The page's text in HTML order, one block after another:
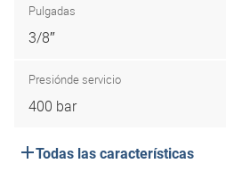
Pulgadas
3/8″
Presiónde servicio
400 bar
Todas las características